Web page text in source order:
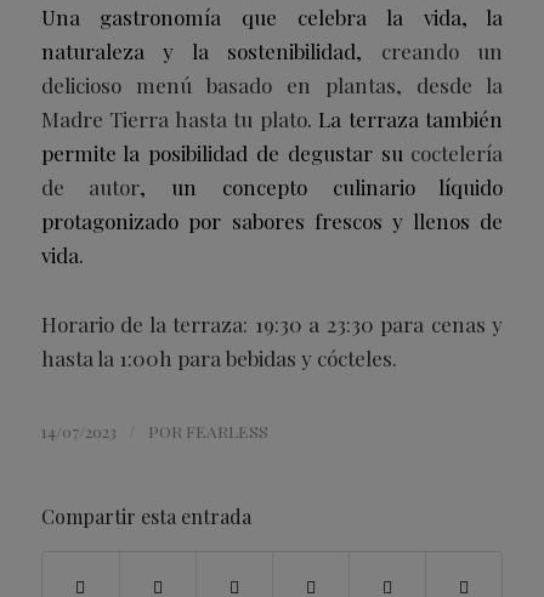
Una gastronomía que celebra la vida, la
naturaleza y la sostenibilidad, creando un
delicioso menú basado en plantas, desde la
Madre Tierra hasta tu plato. La terraza también
permite la posibilidad de degustar su coctelería
de autor, un concepto culinario líquido
protagonizado por sabores frescos y llenos de
vida.
Horario de la terraza: 19:30 a 23:30 para cenas y
hasta la 1:00h para bebidas y cócteles.
14/07/2023 POR FEARLESS
Compartir esta entrada